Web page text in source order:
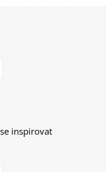
inspirovat